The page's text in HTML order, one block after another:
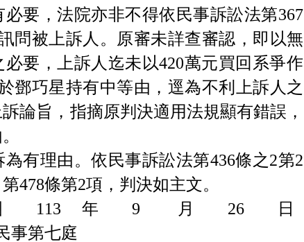
要，法院亦非不得依民事訴訟法第367
問被上訴人。原審未詳查審認，即以無
要，上訴人迄未以420萬元買回系爭作
鄧巧星持有中等由，逕為不利上訴人之
論旨，指摘原判決適用法規顯有錯誤，
。
有理由。依民事訴訟法第436條之2第2
478條第2項，判決如主文。
113 年 9 月 26 日
七庭